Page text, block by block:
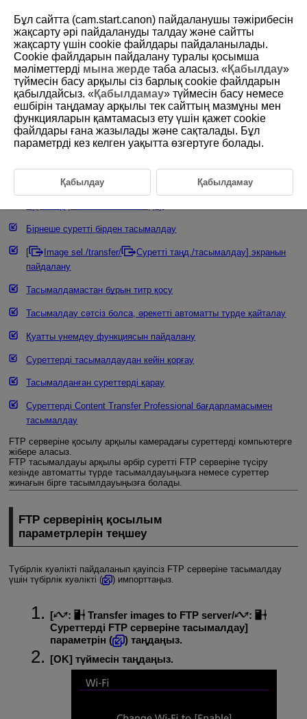
D388-179
Суреттерді FTP Server серверіне
тасымалдау
FTP серверінің қосылым параметрлерін теңшеу
Қосылым ақпаратын пайдаланып қайта қосылу
Бірнеше суретті бірден тасымалдау
[ Image sel./transfer/ Суретті таңд./тасымалдау] экранын
пайдалану
Тасымалдамастан бұрын титр қосу
Тасымалдау сәтсіз болса, әрекетті автоматты түрде қайталау
Қуатты үнемдеу функциясын пайдалану
Суреттерді тасымалдаудан кейін қорғау
Тасымалданған суреттерді қарау
Суреттерді Content Transfer Professional бағдарламасымен
тасымалдау
FTP серверіне қосылу арқылы камерадағы суреттерді компьютерге
жібере аласыз.
FTP тасымалдауы арқылы әрбір суретті FTP серверіне түсіру
кезінде автоматты түрде тасымалдауыңызға немесе суреттер
жинағын бірге тасымлдауыңызға болады.
FTP серверінің қосылым
параметрлерін теңшеу
Түбірлік куәлікті пайдаланып қауіпсіз FTP серверіне тасымалдау
үшін түбірлік куәлікті (
) импорттаңыз.
[ : Transfer images to FTP server/
:
Суреттерді FTP серверіне тасымалдау]
параметрін (
) таңдаңыз.
[OK] түймесін таңдаңыз.
Бұл сайтта (cam.start.canon) пайдаланушы тәжірибесін
жақсарту әрі пайдалануды талдау және сайтты
жақсарту үшін сookie файлдары пайдаланылады.
Cookie файлдарын пайдалану туралы қосымша
мәліметтерді мына жерде таба аласыз. «Қабылдау»
түймесін басу арқылы сіз барлық cookie файлдарын
қабылдайсыз. «Қабылдамау» түймесін басу немесе
ешбірін таңдамау арқылы тек сайттың мазмұны мен
функцияларын қамтамасыз ету үшін қажет cookie
файлдары ғана жазылады және сақталады. Бұл
параметрді кез келген уақытта өзгертуге болады.
Қабылдау Қабылдамау